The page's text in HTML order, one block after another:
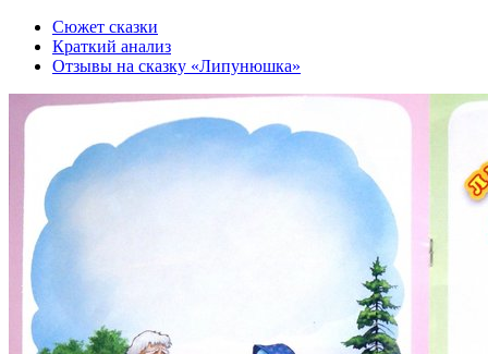
Сюжет сказки
Краткий анализ
Отзывы на сказку «Липунюшка»